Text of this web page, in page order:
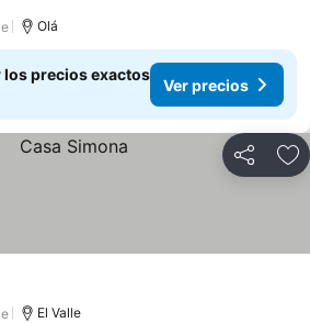
Olá
los precios exactos
Ver precios
Compartir
El Valle